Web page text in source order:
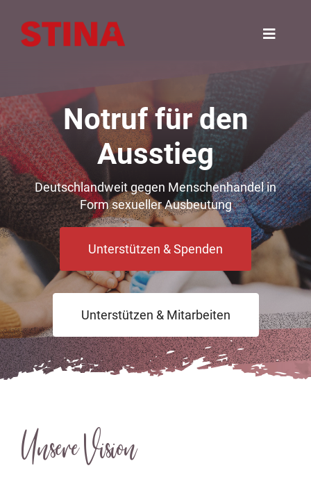
Inhalt
springen
Toggle
Worum es geht
Was wir tun
Werden Sie aktiv
Notruf für den
Ausstieg
Deutschlandweit gegen Menschenhandel in
Form sexueller Ausbeutung
Unterstützen & Spenden
Unterstützen & Mitarbeiten
Unsere Vision